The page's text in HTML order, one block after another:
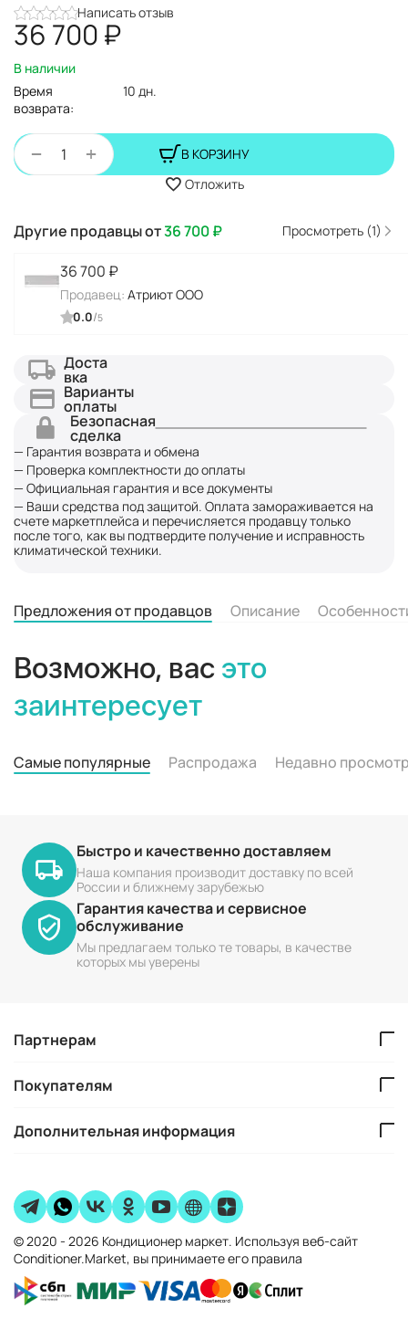
Написать отзыв
36 700₽
В наличии
Время
возврата:
10 дн.
+
−
В КОРЗИНУ
Отложить
Другие продавцы от36 700₽ Просмотреть (1)
36 700 ₽
Продавец: Атриют ООО
0.0/5
Доста
вка
Варианты
оплаты
Безопасная
сделка
— Гарантия возврата и обмена
— Проверка комплектности до оплаты
— Официальная гарантия и все документы
— Ваши средства под защитой. Оплата замораживается на
счете маркетплейса и перечисляется продавцу только
после того, как вы подтвердите получение и исправность
климатической техники.
Предложения от продавцов Описание
Возможно, вас это
заинтересует
Самые популярные Распродажа Недавно
Быстро и качественно доставляем
Наша компания производит доставку по всей
России и ближнему зарубежью
Гарантия качества и сервисное
обслуживание
Мы предлагаем только те товары, в качестве
которых мы уверены
Партнерам
Покупателям
Дополнительная информация
© 2020 - 2026 Кондиционер маркет. Используя веб-сайт
Conditioner.Market, вы принимаете его правила